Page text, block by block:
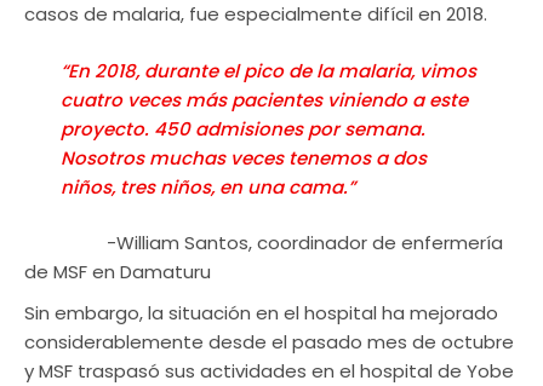
casos de malaria, fue especialmente difícil en 2018.
“En 2018, durante el pico de la malaria, vimos
cuatro veces más pacientes viniendo a este
proyecto. 450 admisiones por semana.
Nosotros muchas veces tenemos a dos
niños, tres niños, en una cama.”
-William Santos, coordinador de enfermería
de MSF en Damaturu
Sin embargo, la situación en el hospital ha mejorado
considerablemente desde el pasado mes de octubre
y MSF traspasó sus actividades en el hospital de Yobe